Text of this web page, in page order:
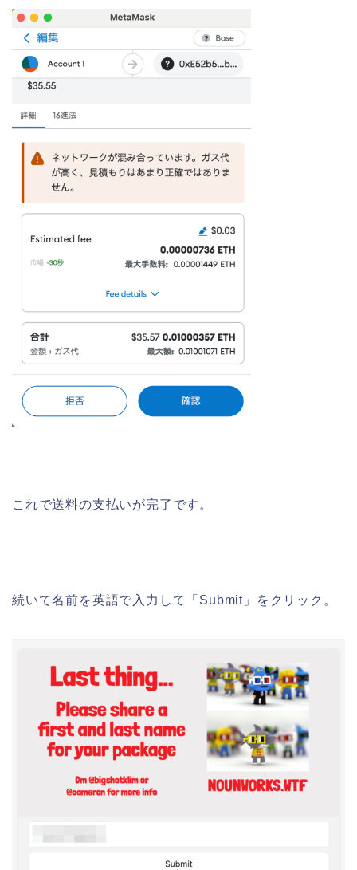
これで送料の支払いが完了です。
続いて名前を英語で入力して「Submit」をクリック。